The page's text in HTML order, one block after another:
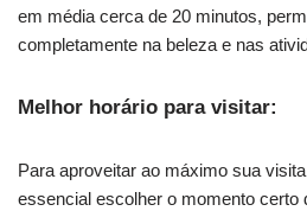
em média cerca de 20 minutos,
completamente na beleza e nas
Melhor horário para visitar:
Para aproveitar ao máximo sua
essencial escolher o momento certo